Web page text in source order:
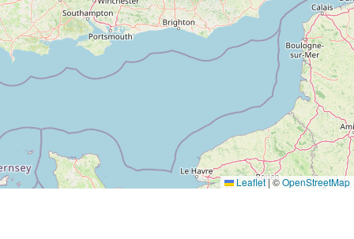
Leaflet|©OpenStreetMap